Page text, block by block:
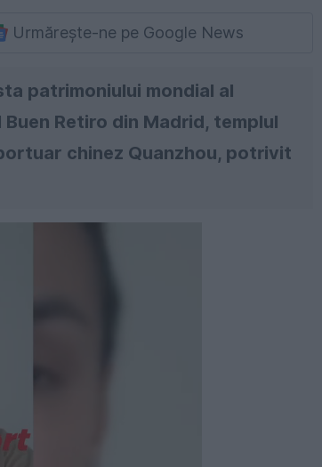
Urmărește-ne pe Google News
patrimoniului mondial al
Retiro din Madrid, templul
chinez Quanzhou, potrivit